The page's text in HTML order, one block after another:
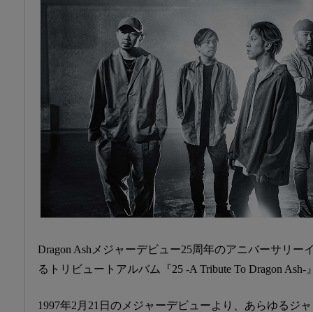
Dragon Ashメジャーデビュー25周年のアニバーサリー
るトリビュートアルバム『25 -A Tribute To Dragon Ash-
1997年2月21日のメジャーデビューより、あらゆるジ